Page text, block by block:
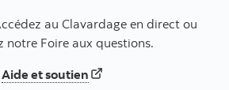
au Clavardage en direct ou
notre Foire aux questions.
Aide et soutien